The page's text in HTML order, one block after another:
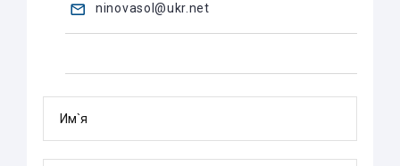
ninovasol@ukr.net
Им`я